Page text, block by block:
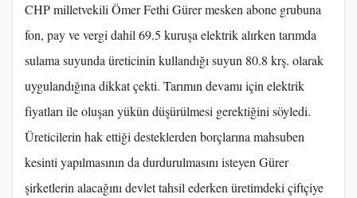
CHP milletvekili Ömer Fethi Gürer mesken abone grubuna
fon, pay ve vergi dahil 69.5 kuruşa elektrik alırken tarımda
sulama suyunda üreticinin kullandığı suyun 80.8 krş. olarak
uygulandığına dikkat çekti. Tarımın devamı için elektrik
fiyatları ile oluşan yükün düşürülmesi gerektiğini söyledi.
Üreticilerin hak ettiği desteklerden borçlarına mahsuben
kesinti yapılmasının da durdurulmasını isteyen Gürer
şirketlerin alacağını devlet tahsil ederken üretimdeki çiftçiye